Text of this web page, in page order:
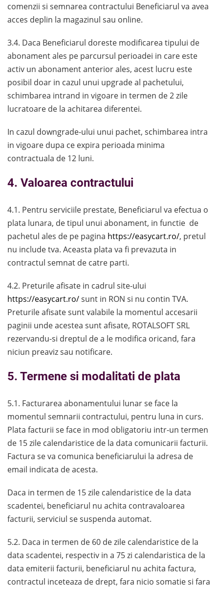
comenzii si semnarea contractului Beneficiarul va avea
acces deplin la magazinul sau online.
3.4. Daca Beneficiarul doreste modificarea tipului de
abonament ales pe parcursul perioadei in care este
activ un abonament anterior ales, acest lucru este
posibil doar in cazul unui upgrade al pachetului,
schimbarea intrand in vigoare in termen de 2 zile
lucratoare de la achitarea diferentei.
In cazul downgrade-ului unui pachet, schimbarea intra
in vigoare dupa ce expira perioada minima
contractuala de 12 luni.
4. Valoarea contractului
4.1. Pentru serviciile prestate, Beneficiarul va efectua o
plata lunara, de tipul unui abonament, in functie de
pachetul ales de pe pagina https://easycart.ro/, pretul
nu include tva. Aceasta plata va fi prevazuta in
contractul semnat de catre parti.
4.2. Preturile afisate in cadrul site-ului
https://easycart.ro/sunt in RON si nu contin TVA.
Preturile afisate sunt valabile la momentul accesarii
paginii unde acestea sunt afisate, ROTALSOFT SRL
rezervandu-si dreptul de a le modifica oricand, fara
niciun preaviz sau notificare.
5. Termene si modalitati de plata
5.1. Facturarea abonamentului lunar se face la
momentul semnarii contractului, pentru luna in curs.
Plata facturii se face in mod obligatoriu intr-un termen
de 15 zile calendaristice de la data comunicarii facturii.
Factura se va comunica beneficiarului la adresa de
email indicata de acesta.
Daca in termen de 15 zile calendaristice de la data
scadentei, beneficiarul nu achita contravaloarea
facturii, serviciul se suspenda automat.
5.2. Daca in termen de 60 de zile calendaristice de la
data scadentei, respectiv in a 75 zi calendaristica de la
data emiterii facturii, beneficiarul nu achita factura,
contractul inceteaza de drept, fara nicio somatie si fara